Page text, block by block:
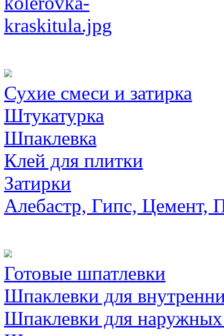
Сухие смеси и затирка
Штукатурка
Шпаклевка
Клей для плитки
Затирки
Алебастр, Гипс, Цемент,
Готовые шпатлевки
Шпаклевки для
Шпаклевки для наружных